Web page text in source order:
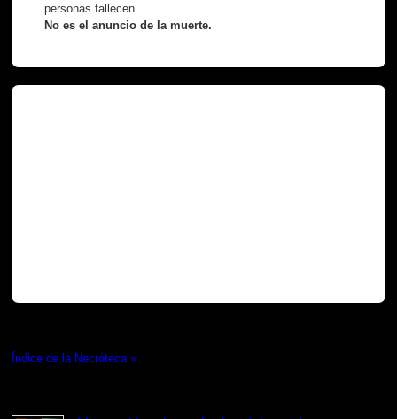
personas fallecen.
No es el anuncio de la muerte.
Índice de la Necróteca »